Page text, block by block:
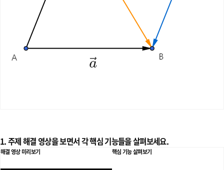
rro
arro
1. 주제 해결 영상을 보면서 각 핵심 기능들을 살펴보세요.
해결 영상 미리보기 핵심 기능 살펴보기